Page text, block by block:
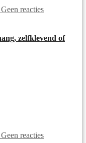
Geen reacties
zelfklevend of
Geen reacties